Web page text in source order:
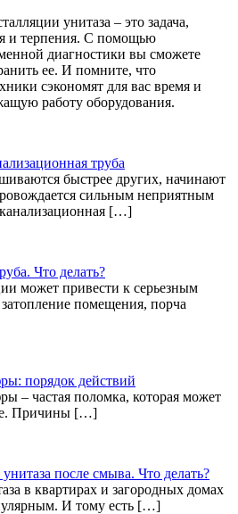
унитаза – это задача,
и терпения. С помощью
диагностики вы сможете
ее. И помните, что
сэкономят для вас время и
работу оборудования.
труба
быстрее других, начинают
сильным неприятным
[…]
Что делать?
может привести к серьезным
помещения, порча
порядок действий
– частая поломка, которая может
Причины […]
после смыва. Что делать?
в квартирах и загородных домах
И тому есть […]